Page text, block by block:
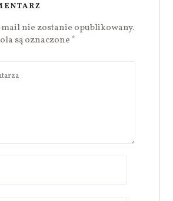
mail nie zostanie opublikowany.
są oznaczone *